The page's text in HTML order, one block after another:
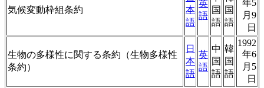
気候変動枠組条約
本
語
英
語
国
語
国
語
年5
月9
日
生物の多様性に関する条約（生物多様性
条約）
日
本
語
英
語
中
国
語
韓
国
語
1992
年6
月5
日